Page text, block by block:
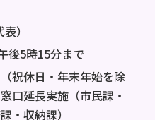
）
後5時15分まで
祝休日・年末年始を除
口延長実施（市民課・
・収納課）